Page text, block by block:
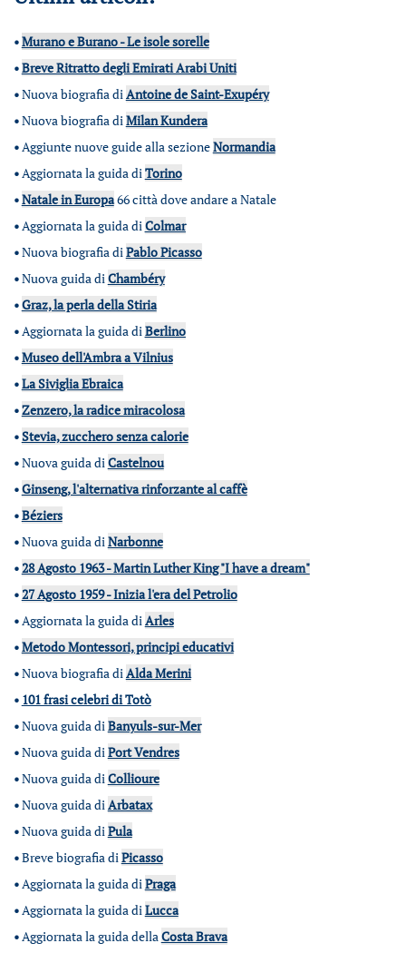
•Murano e Burano - Le isole sorelle
•Breve Ritratto degli Emirati Arabi Uniti
•Nuova biografia diAntoine de Saint-Exupéry
•Nuova biografia diMilan Kundera
•Aggiunte nuove guide alla sezioneNormandia
•Aggiornata la guida diTorino
•Natale in Europa66 città dove andare a Natale
•Aggiornata la guida diColmar
•Nuova biografia diPablo Picasso
•Nuova guida diChambéry
•Graz, la perla della Stiria
•Aggiornata la guida diBerlino
•Museo dell'Ambra a Vilnius
•La Siviglia Ebraica
•Zenzero, la radice miracolosa
•Stevia, zucchero senza calorie
•Nuova guida diCastelnou
•Ginseng, l'alternativa rinforzante al caffè
•Béziers
•Nuova guida diNarbonne
•28 Agosto 1963 - Martin Luther King "I have a dream"
•27 Agosto 1959 - Inizia l'era del Petrolio
•Aggiornata la guida diArles
•Metodo Montessori, principi educativi
•Nuova biografia diAlda Merini
• 101 frasi celebri di Totò
•Nuova guida diBanyuls-sur-Mer
•Nuova guida diPort Vendres
•Nuova guida diCollioure
•Nuova guida diArbatax
•Nuova guida diPula
•Breve biografia diPicasso
•Aggiornata la guida diPraga
•Aggiornata la guida diLucca
•Aggiornata la guida dellaCosta Brava